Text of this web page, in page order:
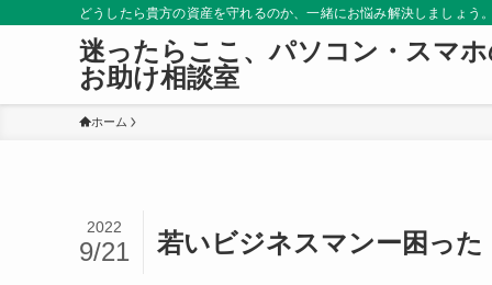
どうしたら貴方の資産を守れるのか、一緒にお悩み解決しましょう
迷ったらここ、パソコン・スマ
お助け相談室
ホーム
若いビジネスマンー困った
2022
9/21